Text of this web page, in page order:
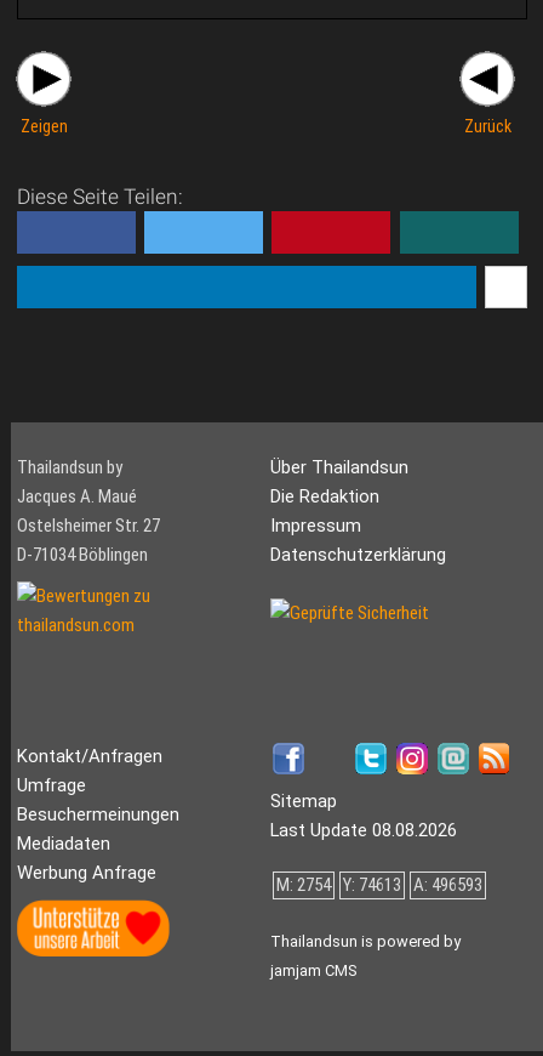
Zeigen Zurück
Diese Seite Teilen:
Thailandsun by
Jacques A. Maué
Ostelsheimer Str. 27
D-71034 Böblingen
Über Thailandsun
Die Redaktion
Impressum
Datenschutzerklärung
Kontakt/Anfragen
Umfrage
Besuchermeinungen
Mediadaten
Werbung Anfrage
Sitemap
Last Update 08.08.2026
M: 2754 Y: 74613 A: 496593
Thailandsun is powered by
jamjam CMS